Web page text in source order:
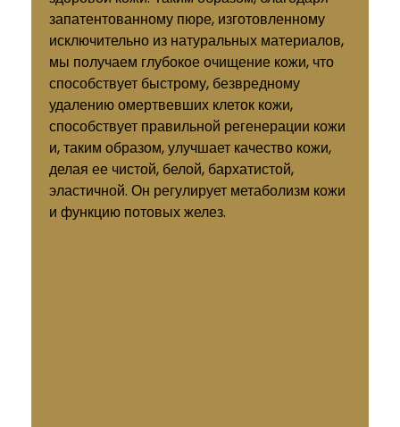
запатентованному пюре, изготовленному
исключительно из натуральных материалов,
мы получаем глубокое очищение кожи, что
способствует быстрому, безвредному
удалению омертвевших клеток кожи,
способствует правильной регенерации кожи
и, таким образом, улучшает качество кожи,
делая ее чистой, белой, бархатистой,
эластичной. Он регулирует метаболизм кожи
и функцию потовых желез.